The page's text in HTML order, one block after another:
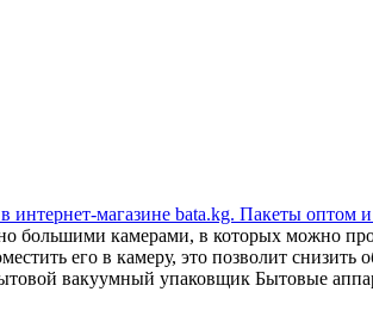
интернет-магазине bata.kg. Пакеты оптом
большими камерами, в которых можно
его в камеру, это позволит снизить
вакуумный упаковщик Бытовые